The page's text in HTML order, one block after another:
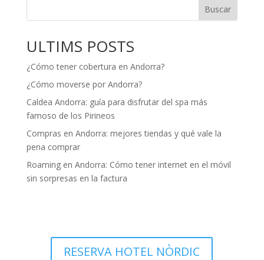
Buscar
ULTIMS POSTS
¿Cómo tener cobertura en Andorra?
¿Cómo moverse por Andorra?
Caldea Andorra: guía para disfrutar del spa más
famoso de los Pirineos
Compras en Andorra: mejores tiendas y qué vale la
pena comprar
Roaming en Andorra: Cómo tener internet en el móvil
sin sorpresas en la factura
RESERVA HOTEL NÒRDIC